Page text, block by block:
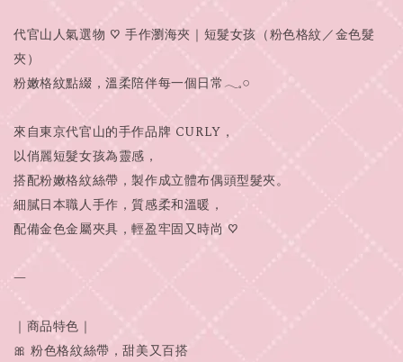
代官山人氣選物 ♡ 手作瀏海夾｜短髮女孩（粉色格紋／金色髮
夾）
粉嫩格紋點綴，溫柔陪伴每一個日常𓂃𓈒𓏸
來自東京代官山的手作品牌 CURLY，
以俏麗短髮女孩為靈感，
搭配粉嫩格紋絲帶，製作成立體布偶頭型髮夾。
細膩日本職人手作，質感柔和溫暖，
配備金色金屬夾具，輕盈牢固又時尚 ♡
—
｜商品特色｜
🎀 粉色格紋絲帶，甜美又百搭